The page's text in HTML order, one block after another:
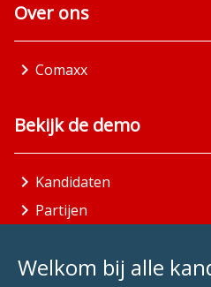
Welkom bij alle
Over ons
Comaxx
Bekijk de demo
Kandidaten
Partijen
Aandachtsgebieden